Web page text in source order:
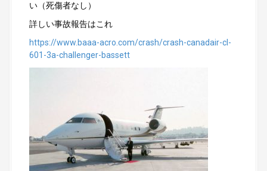
い（死傷者なし）
詳しい事故報告はこれ
https://www.baaa-acro.com/crash/crash-canadair-cl-
601-3a-challenger-bassett